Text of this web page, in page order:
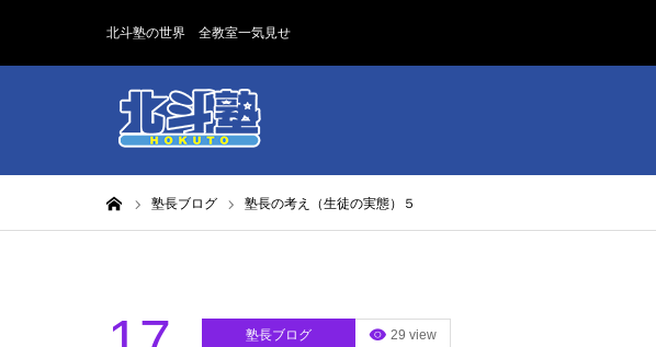
北斗塾の世界 全教室一気見せ
塾長ブログ 塾長の考え（生徒の実態）５
塾長ブログ 29 view